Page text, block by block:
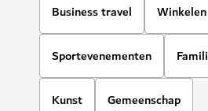
Business travel Winkelen
Sportevenementen
Kunst Gemeenschap